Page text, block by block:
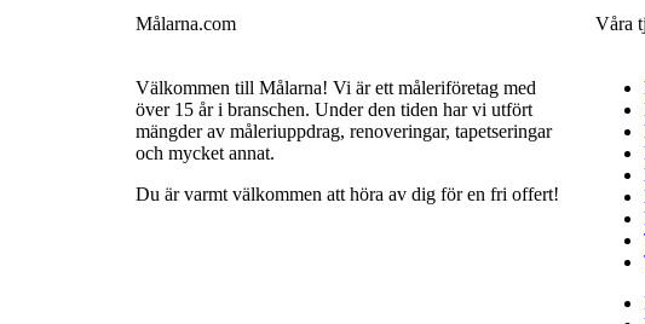
Målarna.com
Välkommen till Målarna! Vi är ett måleriföretag med
över 15 år i branschen. Under den tiden har vi utfört
mängder av måleriuppdrag, renoveringar, tapetseringar
och mycket annat.
Du är varmt välkommen att höra av dig för en fri offert!
Våra